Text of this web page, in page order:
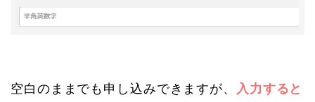
空白のままでも申し込みできますが、
入力すると